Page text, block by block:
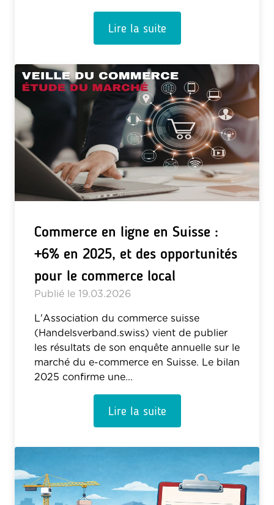
Lire la suite
Commerce en ligne en Suisse :
+6% en 2025, et des opportunités
pour le commerce local
Publié le 19.03.2026
L'Association du commerce suisse
(Handelsverband.swiss) vient de publier
les résultats de son enquête annuelle sur le
marché du e-commerce en Suisse. Le bilan
2025 confirme une...
Lire la suite